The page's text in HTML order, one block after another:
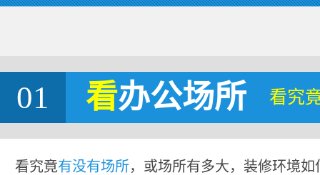
01 看办公场所 看究
看究竟有没有场所，或场所有多大，装修环境